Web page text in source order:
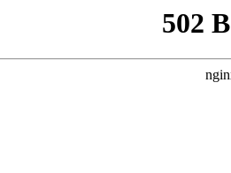
502